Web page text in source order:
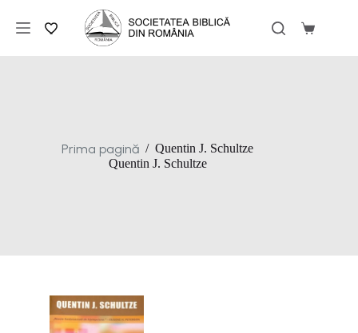
conținut
Coș
Prima pagină / Quentin J. Schultze
Quentin J. Schultze